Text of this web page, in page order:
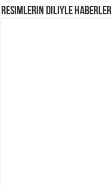
Resimlerin Diliyle Haberler